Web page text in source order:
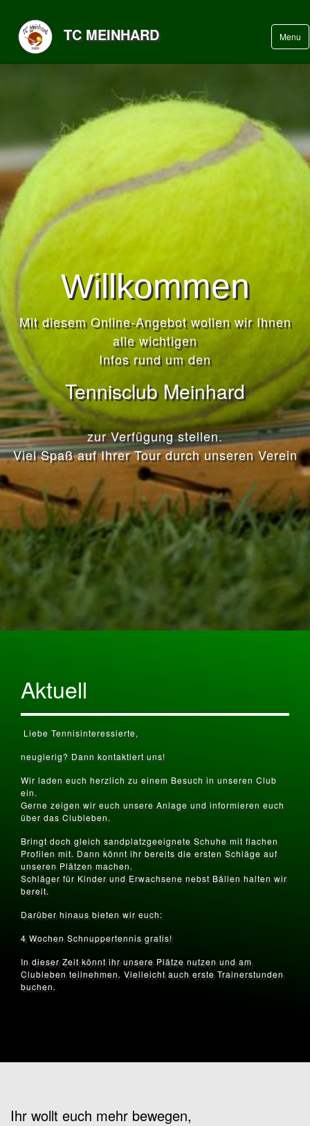
TC MEINHARD Menu
Willkommen
Mit diesem Online-Angebot wollen wir Ihnen
alle wichtigen
Infos rund um den
Tennisclub Meinhard
zur Verfügung stellen.
Viel Spaß auf Ihrer Tour durch unseren Verein
Aktuell
Liebe Tennisinteressierte,
neugierig? Dann kontaktiert uns!
Wir laden euch herzlich zu einem Besuch in unseren Club
ein.
Gerne zeigen wir euch unsere Anlage und informieren euch
über das Clubleben.
Bringt doch gleich sandplatzgeeignete Schuhe mit flachen
Profilen mit. Dann könnt ihr bereits die ersten Schläge auf
unseren Plätzen machen.
Schläger für Kinder und Erwachsene nebst Bällen halten wir
bereit.
Darüber hinaus bieten wir euch:
4 Wochen Schnuppertennis gratis!
In dieser Zeit könnt ihr unsere Plätze nutzen und am
Clubleben teilnehmen. Vielleicht auch erste Trainerstunden
buchen.
Ihr wollt euch mehr bewegen,